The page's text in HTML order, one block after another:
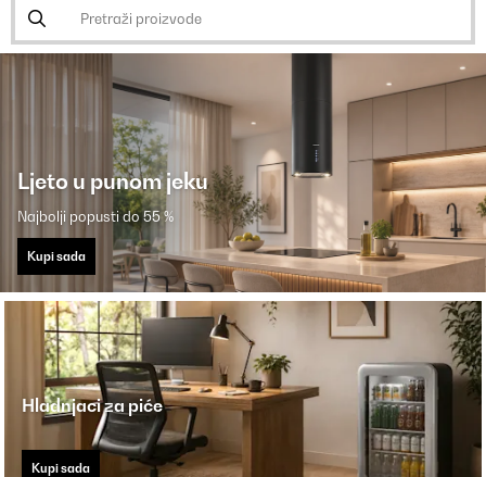
Ljeto u punom jeku
Najbolji popusti do 55 %
Kupi sada
Hladnjaci za piće
Kupi sada